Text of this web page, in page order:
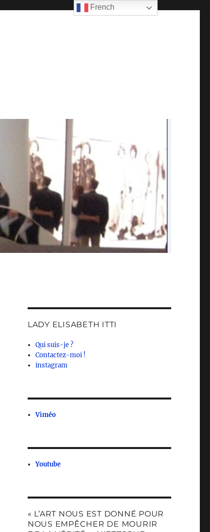
LADY ELISABETH ITTI
Qui suis-je ?
Contactez-moi !
instagram
Viméo
Youtube
« L’ART NOUS EST DONNÉ POUR
NOUS EMPÊCHER DE MOURIR
French